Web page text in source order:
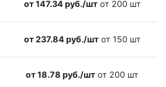
от 147.34 руб./штот 200 шт
от 237.84 руб./штот 150 шт
от 18.78 руб./шт от 200 шт